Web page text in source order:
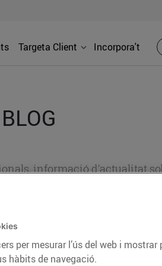
Targeta Client Incorpora't
BLOG
informació d’actualitat
ENERGIA
per mesurar l’ús del web i
hàbits de navegació.